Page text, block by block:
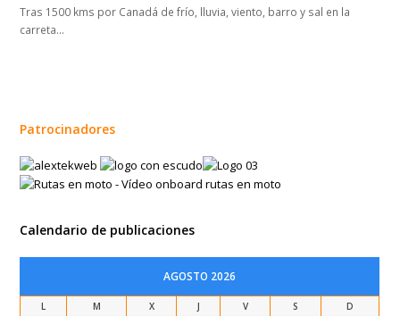
Tras 1500 kms por Canadá de frío, lluvia, viento, barro y sal en la
carreta…
Patrocinadores
Calendario de publicaciones
AGOSTO 2026
L M X J V S
D